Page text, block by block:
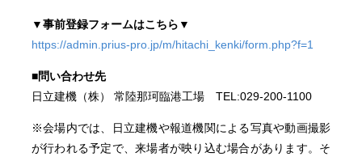
▼事前登録フォームはこちら▼
https://admin.prius-pro.jp/m/hitachi_kenki/form.php?f=1
■問い合わせ先
日立建機（株） 常陸那珂臨港工場 TEL:029-200-1100
※会場内では、日立建機や報道機関による写真や動画撮影
が行われる予定で、来場者が映り込む場合があります。そ